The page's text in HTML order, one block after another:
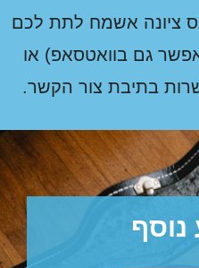
ציונה אשמח לתת לכם
גם בוואטסאפ) או
בתיבת צור הקשר.